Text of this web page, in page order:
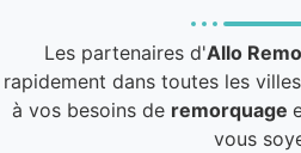
Les partenaires d'Allo
rapidement dans toutes les
à vos besoins de remorquage
vous